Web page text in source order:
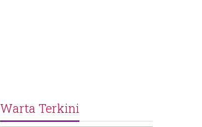
Warta Terkini